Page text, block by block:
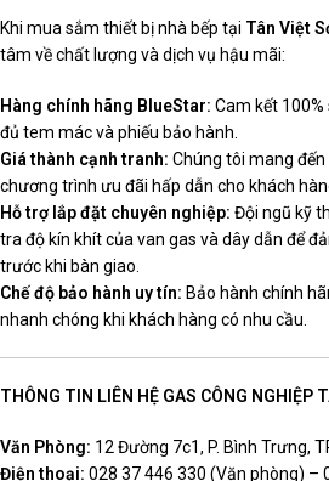
Khi mua sắm thiết bị nhà bếp tại Tân Việt
tâm về chất lượng và dịch vụ hậu mãi:
Hàng chính hãng BlueStar: Cam kết
đủ tem mác và phiếu bảo hành.
Giá thành cạnh tranh: Chúng tôi mang
chương trình ưu đãi hấp dẫn cho khách
Hỗ trợ lắp đặt chuyên nghiệp: Đội ngũ kỹ
tra độ kín khít của van gas và dây dẫn để
trước khi bàn giao.
Chế độ bảo hành uy tín: Bảo hành chính
nhanh chóng khi khách hàng có nhu cầu.
THÔNG TIN LIÊN HỆ GAS CÔNG NGHIỆP
Văn Phòng: 12 Đường 7c1, P. Bình Trưng,
Điện thoại: 028 37 446 330 (Văn phòng) –